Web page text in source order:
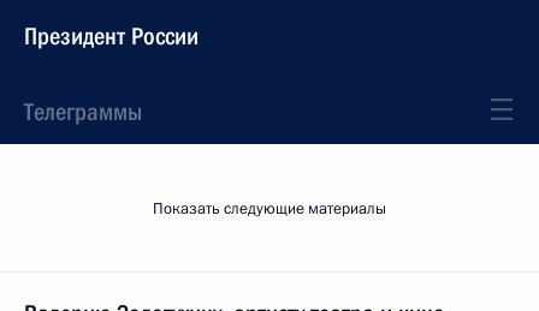
Президент России
Телеграммы
Показать следующие материалы